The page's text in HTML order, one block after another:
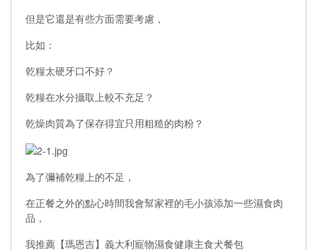
但是它還是有些方面需要考慮，
比如：
乾糧太硬牙口不好？
乾糧在水分攝取上較不充足？
乾燥肉質為了保存得宜只用粗糙的肉粉？
為了彌補乾糧上的不足，
在正餐之外的點心時間我會幫家裡的毛小孩添加一些濕食肉
品，
我推薦【瑪恩吉】義大利寵物濕食健康主食犬餐包